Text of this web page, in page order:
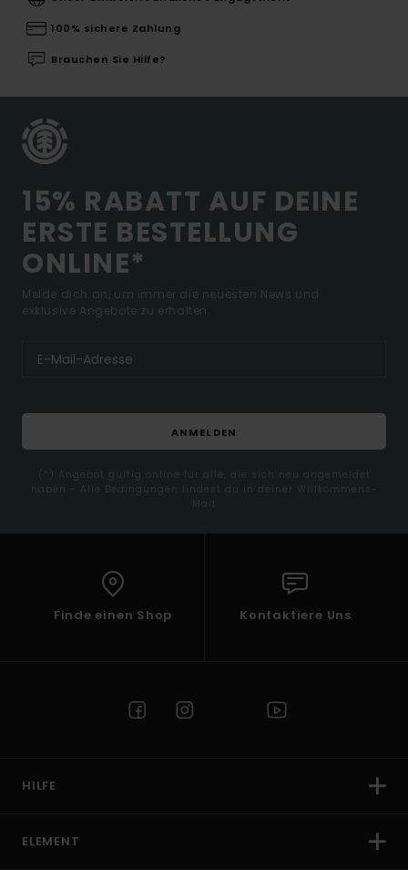
100% sichere Zahlung
Brauchen Sie Hilfe?
15% RABATT AUF DEINE
ERSTE BESTELLUNG
ONLINE*
Melde dich an, um immer die neuesten News und
exklusive Angebote zu erhalten.
ANMELDEN
(*) Angebot gültig online für alle, die sich neu angemeldet
haben - Alle Bedingungen findest du in deiner Willkommens-
Mail
Finde einen Shop Kontaktiere Uns
HILFE
ELEMENT